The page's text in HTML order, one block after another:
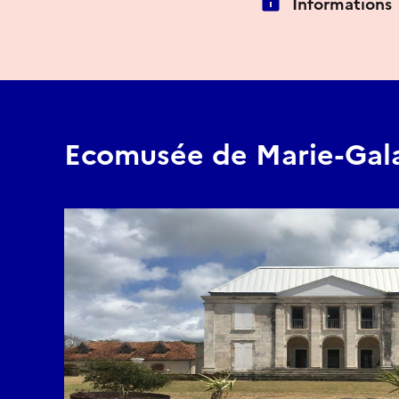
Ecomusée de Marie-